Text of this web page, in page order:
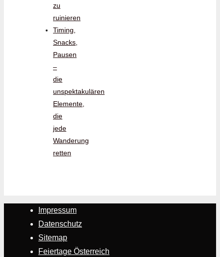
zu
ruinieren
Timing,
Snacks,
Pausen
–
die
unspektakulären
Elemente,
die
jede
Wanderung
retten
Impressum
Datenschutz
Sitemap
Feiertage Österreich